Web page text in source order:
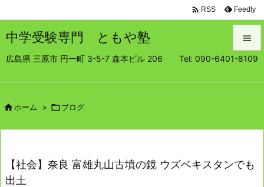
中学受験専門 ともや塾
広島県 三原市 円一町 3-5-7 森本ビル 206 Tel: 090-6401-8109


次へ
 RSS Feedly
 ホーム > ブログ
【社会】奈良 富雄丸山古墳の鏡 ウズベキスタンでも
出土